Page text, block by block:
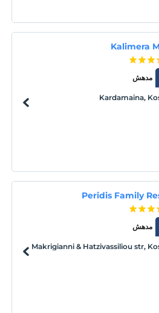
Kalimera
مدهش
Kardamaina,
Peridis Family
مدهش
Makrigianni & Hatzivassiliou str,